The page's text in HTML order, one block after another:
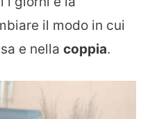
il modo in cui
e nella coppia.